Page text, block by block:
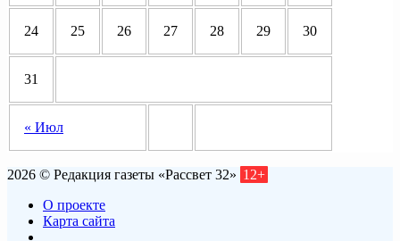
« Июл
24 25 26 27 28 29 30
31
2026 © Редакция газеты «Рассвет 32» 12+
О проекте
Карта сайта